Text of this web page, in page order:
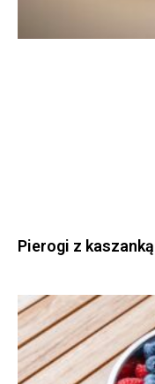
Pierogi z kaszanką